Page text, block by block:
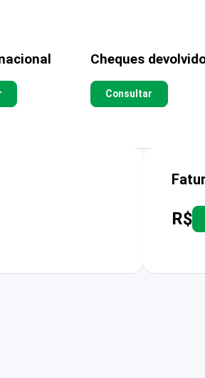
Cheques
Consultar
R$